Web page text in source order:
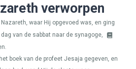
verworpen
Nazareth, waar Hij opgevoed was, en ging
van de sabbat naar de synagoge,
boek van de profeet Jesaja gegeven, en